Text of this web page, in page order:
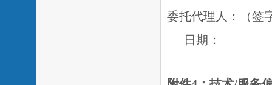
委托代理人：（签
日期：